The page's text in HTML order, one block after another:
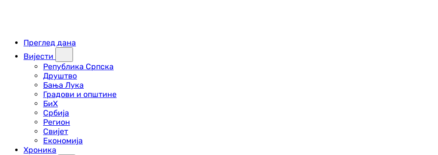
Преглед дана
Вијести
Република Српска
Друштво
Бања Лука
Градови и општине
БиХ
Србија
Регион
Свијет
Економија
Хроника